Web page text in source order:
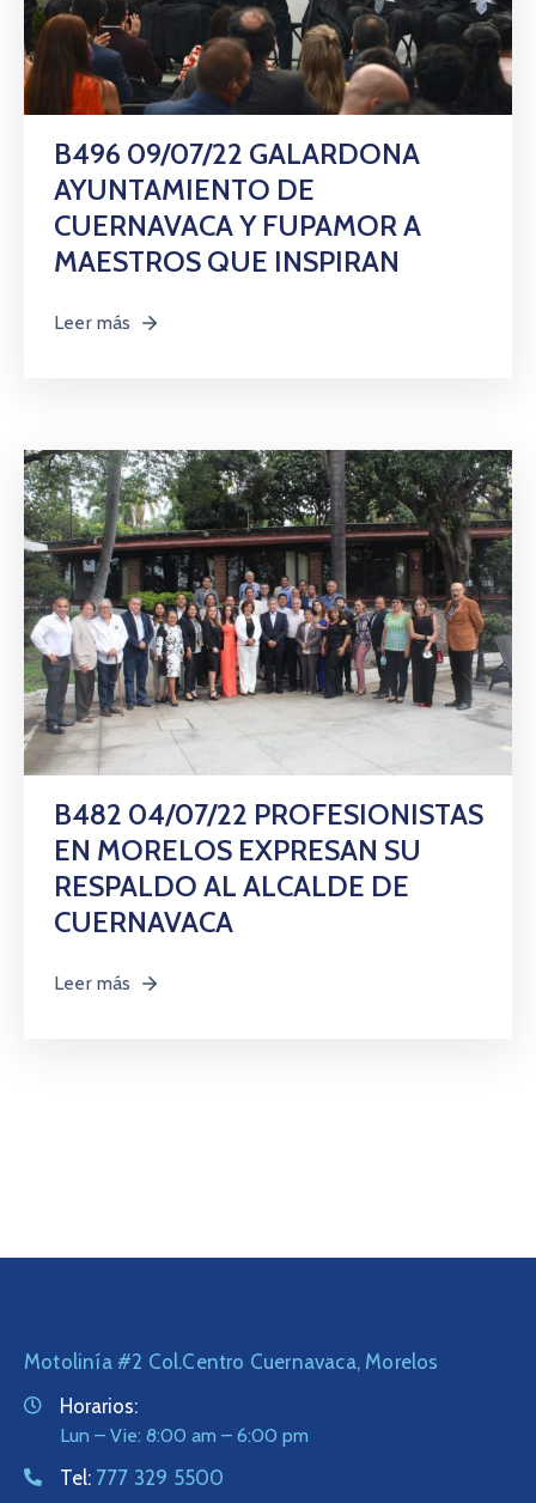
B496 09/07/22 GALARDONA
AYUNTAMIENTO DE
CUERNAVACA Y FUPAMOR A
MAESTROS QUE INSPIRAN
Leer más
B482 04/07/22 PROFESIONISTAS
EN MORELOS EXPRESAN SU
RESPALDO AL ALCALDE DE
CUERNAVACA
Leer más
Motolinía #2 Col.Centro Cuernavaca, Morelos
Horarios:
Lun – Vie: 8:00 am – 6:00 pm
Tel: 777 329 5500